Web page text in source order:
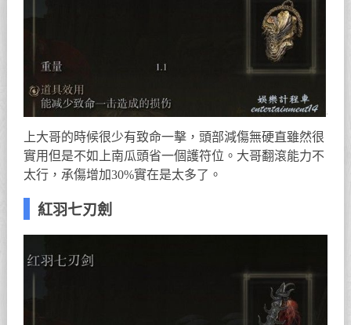
上大哥的時候很少有致命一擊，頭部減傷無硬直雖然很
實用但是不如上南瓜頭省一個護符位。大哥翻滾能力不
太行，承傷增加30%實在是太多了。
紅羽七刃劍